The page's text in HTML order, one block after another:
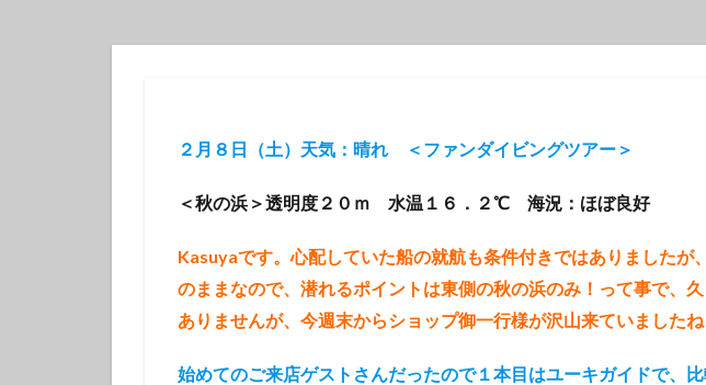
２月８日（土）天気：晴れ ＜ファンダイビングツアー＞
＜秋の浜＞透明度２０ｍ 水温１６．２℃ 海況：ほぼ良好
Kasuyaです。心配していた船の就航も条件付きではありました
のままなので、潜れるポイントは東側の秋の浜のみ！って事で、
ありませんが、今週末からショップ御一行様が沢山来ていました
始めてのご来店ゲストさんだったので１本目はユーキガイドで、比
タテジマキンチャクダイ
デルタスズメダイ
テングダイ トウシキ
ナノハナフブキハゼ
ナマコ ナミダカサゴ
ニシキフウライウオ
ニシキヤッコｙｇ ニ
ニモ
ネコザメ ネジリンボウ ノコギ
ハコフグ
ハダカハオコゼ ハタタテハゼ